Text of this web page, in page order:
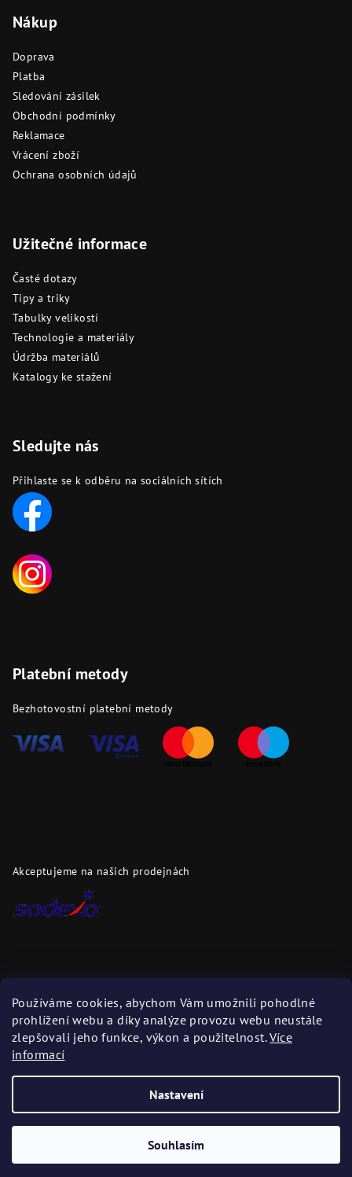
Používáme cookies, abychom Vám umožnili pohodlné
prohlížení webu a díky analýze provozu webu neustále
zlepšovali jeho funkce, výkon a použitelnost.Více
informací
Nastavení
Souhlasím
Nákup
Doprava
Platba
Sledování zásilek
Obchodní podmínky
Reklamace
Vrácení zboží
Ochrana osobních údajů
Užitečné informace
Časté dotazy
Tipy a triky
Tabulky velikostí
Technologie a materiály
Údržba materiálů
Katalogy ke stažení
Sledujte nás
Přihlaste se k odběru na sociálních sítích
Platební metody
Bezhotovostní platební metody
Akceptujeme na našich prodejnách
Zboží zasíláme těmito dopravci
Vytvořil Shoptet